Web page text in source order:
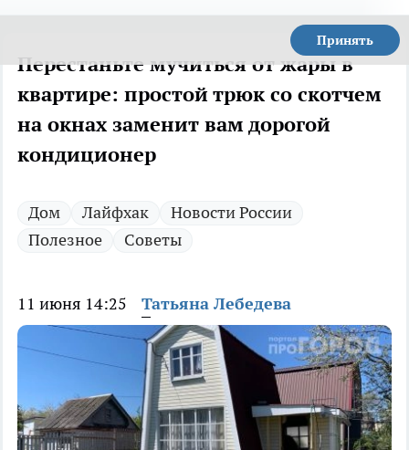
Принять
Перестаньте мучиться от жары в
квартире: простой трюк со скотчем
на окнах заменит вам дорогой
кондиционер
Дом Лайфхак
Новости России
Полезное
Советы
11 июня 14:25 Татьяна Лебедева